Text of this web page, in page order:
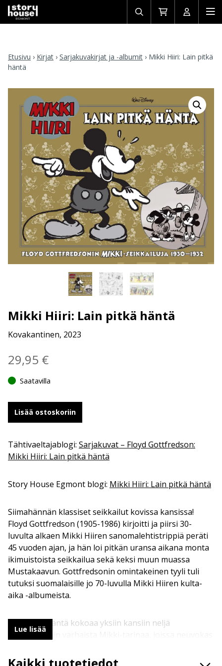
Avaa/sulje
haku
Siirry
ostoskoriin
Avaa/
Etusivu › Kirjat › Sarjakuvakirjat ja -albumit › Mikki Hiiri: Lain pitkä
häntä
Mikki Hiiri: Lain pitkä häntä
Kovakantinen, 2023
29,95 €
Saatavilla
Lisää ostoskoriin
Tähtivaeltajablogi: Sarjakuvat – Floyd Gottfredson:
Mikki Hiiri: Lain pitkä häntä
Story House Egmont blogi: Mikki Hiiri: Lain pitkä häntä
Siimahännän klassiset seikkailut kovissa kansissa!
Floyd Gottfredson (1905-1986) kirjoitti ja piirsi 30-
luvulta alkaen Mikki Hiiren sanomalehtistrippiä peräti
45 vuoden ajan, ja hän loi pitkän uransa aikana monta
ikimuistoista seikkailua sekä keksi muun muassa
Mustakaavun. Gottfredsonin omintakeinen tyyli tuli
tutuksi suomalaisille jo 70-luvulla Mikki Hiiren kulta-
aika -albumeista.
Lain pitkä häntä kokoaa yksiin kansiin neljä
Gottfredsonin varhaista Mikki-tarinaa, joissa neuvokas
ja seilaa autiosaarelle. Sarjat julkaistaan
Lue lisää